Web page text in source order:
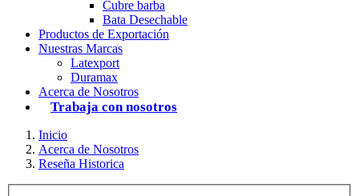
Cubre barba
Bata Desechable
Productos de Exportación
Nuestras Marcas
Latexport
Duramax
Acerca de Nosotros
Trabaja con nosotros
Inicio
Acerca de Nosotros
Reseña Historica